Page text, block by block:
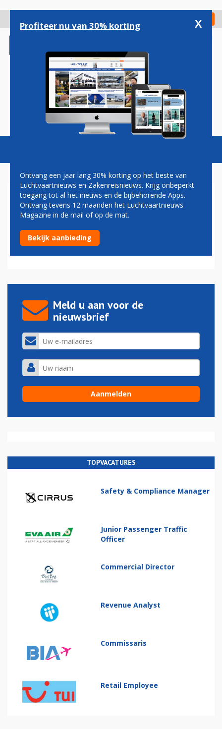
gaan
Check in
Magazine Podcasts Vacatures
STELIOS
EasyJet-oprichter vreest omvallen prijsvechter Fastjet
29-02-2016 - 16:09
Meld u aan voor de
nieuwsbrief
TOPVACATURES
Safety & Compliance Manager
Junior Passenger Traffic
Officer
Commercial Director
Revenue Analyst
Commissaris
Retail Employee
Profiteer nu van 30% korting x
Ontvang een jaar lang 30% korting op het beste van
Luchtvaartnieuws en Zakenreisnieuws. Krijg onbeperkt
toegang tot al het nieuws en de bijbehorende Apps.
Ontvang tevens 12 maanden het Luchtvaartnieuws
Magazine in de mail of op de mat.
Bekijk aanbieding